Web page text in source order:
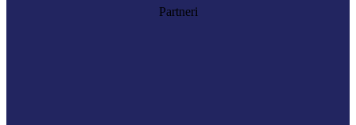
Partneri